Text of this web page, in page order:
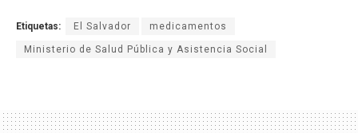
Etiquetas: El Salvador medicamentos
Ministerio de Salud Pública y Asistencia Social